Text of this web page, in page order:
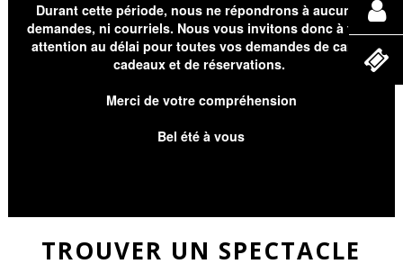
Durant cette période, nous ne répondrons à aucunes
demandes, ni courriels. Nous vous invitons donc à faire
attention au délai pour toutes vos demandes de cartes
cadeaux et de réservations.
Merci de votre compréhension
Bel été à vous
TROUVER UN SPECTACLE